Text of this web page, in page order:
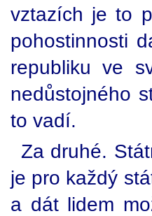
vztazích je to
pohostinnosti
republiku ve
nedůstojného
to vadí.
Za druhé.
je pro každý
a dát lidem